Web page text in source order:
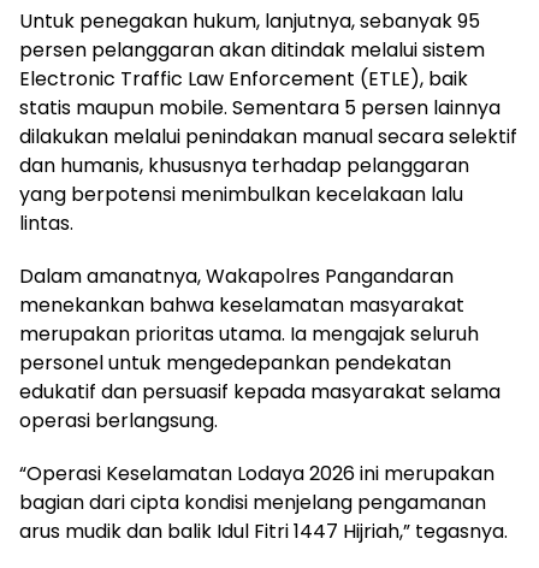
Untuk penegakan hukum, lanjutnya, sebanyak 95
persen pelanggaran akan ditindak melalui sistem
Electronic Traffic Law Enforcement (ETLE), baik
statis maupun mobile. Sementara 5 persen lainnya
dilakukan melalui penindakan manual secara selektif
dan humanis, khususnya terhadap pelanggaran
yang berpotensi menimbulkan kecelakaan lalu
lintas.
Dalam amanatnya, Wakapolres Pangandaran
menekankan bahwa keselamatan masyarakat
merupakan prioritas utama. Ia mengajak seluruh
personel untuk mengedepankan pendekatan
edukatif dan persuasif kepada masyarakat selama
operasi berlangsung.
“Operasi Keselamatan Lodaya 2026 ini merupakan
bagian dari cipta kondisi menjelang pengamanan
arus mudik dan balik Idul Fitri 1447 Hijriah,” tegasnya.